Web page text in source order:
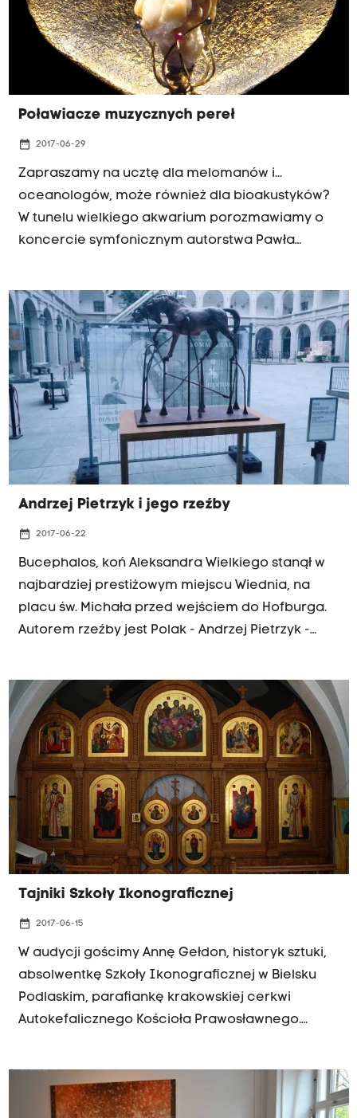
musieli korzystać z wyszukiwarek, żeby się
dobrze bawić. O mistycyzmie, kabale, Żydach i
Polakach, o wywoływaniu realnych duchów!
Poławiacze muzycznych pereł
date_range 2017-06-29
Zapraszamy na ucztę dla melomanów i...
oceanologów, może również dla bioakustyków?
W tunelu wielkiego akwarium porozmawiamy o
koncercie symfonicznym autorstwa Pawła
oraz Marcin Klejdysz dyrektor Orkiestry Akademii
Beethovenowskiej. Będzie muzycznie i
onirycznie!
Andrzej Pietrzyk i jego rzeźby
date_range 2017-06-22
Bucephalos, koń Aleksandra Wielkiego stanął w
najbardziej prestiżowym miejscu Wiednia, na
placu św. Michała przed wejściem do Hofburga.
Autorem rzeźby jest Polak - Andrzej Pietrzyk -
Tajniki Szkoły Ikonograficznej
date_range 2017-06-15
W audycji gościmy Annę Gełdon, historyk sztuki,
absolwentkę Szkoły Ikonograficznej w Bielsku
Podlaskim, parafiankę krakowskiej cerkwi
Autokefalicznego Kościoła Prawosławnego.
szkoły. Do skrzyni Łowców Skarbów trafi znowu
kilka ikon i ciekawostek... Posłuchajcie: